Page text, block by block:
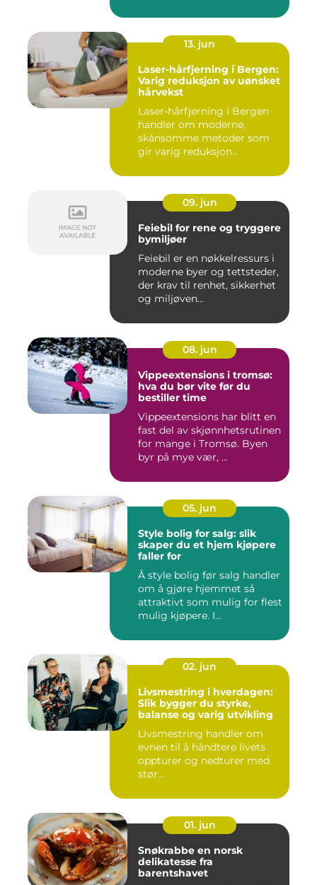
13. jun
Laser-hårfjerning i Bergen:
Varig reduksjon av uønsket
hårvekst
Laser-hårfjerning i Bergen
handler om moderne,
skånsomme metoder som
gir varig reduksjon...
09. jun
Feiebil for rene og tryggere
bymiljøer
Feiebil er en nøkkelressurs i
moderne byer og tettsteder,
der krav til renhet, sikkerhet
og miljøven...
08. jun
Vippeextensions i tromsø:
hva du bør vite før du
bestiller time
Vippeextensions har blitt en
fast del av skjønnhetsrutinen
for mange i Tromsø. Byen
byr på mye vær, ...
05. jun
Style bolig for salg: slik
skaper du et hjem kjøpere
faller for
Å style bolig før salg handler
om å gjøre hjemmet så
attraktivt som mulig for flest
mulig kjøpere. I...
02. jun
Livsmestring i hverdagen:
Slik bygger du styrke,
balanse og varig utvikling
Livsmestring handler om
evnen til å håndtere livets
oppturer og nedturer med
stør...
01. jun
Snøkrabbe en norsk
delikatesse fra
barentshavet